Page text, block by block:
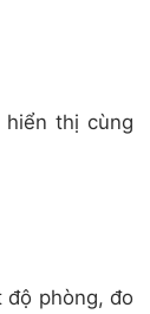
thị cùng
độ phòng, đo